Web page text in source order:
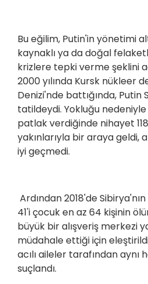
Bu eğilim, Putin'in yönetimi
kaynaklı ya da doğal
krizlere tepki verme şeklini
2000 yılında Kursk nükleer
Denizi'nde battığında, Putin
tatildeydi. Yokluğu nedeniyle
patlak verdiğinde nihayet
yakınlarıyla bir araya geldi,
iyi geçmedi.
Ardından 2018'de
41'i çocuk en az 64 kişinin
büyük bir alışveriş merkezi
müdahale ettiği için
acılı aileler tarafından
suçlandı.